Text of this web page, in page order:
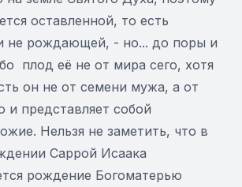
оставленной, то есть
не рождающей, - но... до поры и
плод её не от мира сего, хотя
он не от семени мужа, а от
и представляет собой
Нельзя не заметить, что в
Саррой Исаака
рождение Богоматерью